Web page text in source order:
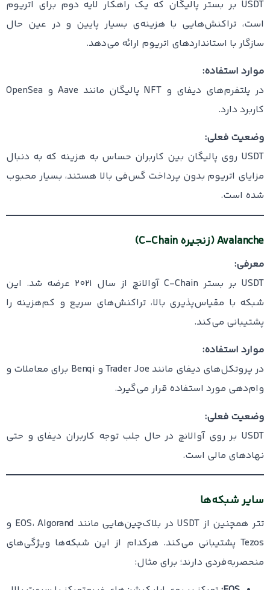
USDT بر بستر پالیگان که یک راهکار لایه دوم برای اتریوم
است، تراکنش‌هایی با هزینه‌ی بسیار پایین و در عین حال
سازگار با استانداردهای اتریوم ارائه می‌دهد.
موارد استفاده:
در پلتفرم‌های دیفای و NFT پالیگان مانند Aave و OpenSea
کاربرد دارد.
وضعیت فعلی:
USDT روی پالیگان بین کاربران حساس به هزینه که به دنبال
مزایای اتریوم بدون پرداخت گس‌فی بالا هستند، بسیار محبوب
شده است.
Avalanche (زنجیره C-Chain)
معرفی:
USDT بر بستر C-Chain آوالانچ از سال ۲۰۲۱ عرضه شد. این
شبکه با مقیاس‌پذیری بالا، تراکنش‌های سریع و کم‌هزینه را
پشتیبانی می‌کند.
موارد استفاده:
در پروتکل‌های دیفای مانند Trader Joe و Benqi برای معاملات و
وام‌دهی مورد استفاده قرار می‌گیرد.
وضعیت فعلی:
USDT بر روی آوالانچ در حال جلب توجه کاربران دیفای و حتی
نهادهای مالی است.
سایر شبکه‌ها
تتر همچنین از USDT در بلاک‌چین‌هایی مانند EOS، Algorand و
Tezos پشتیبانی می‌کند. هرکدام از این شبکه‌ها ویژگی‌های
منحصربه‌فردی دارند؛ برای مثال: